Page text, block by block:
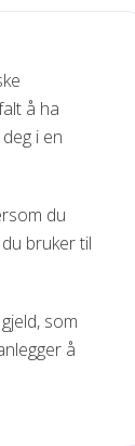
å ha
i en
du
bruker til
som
å